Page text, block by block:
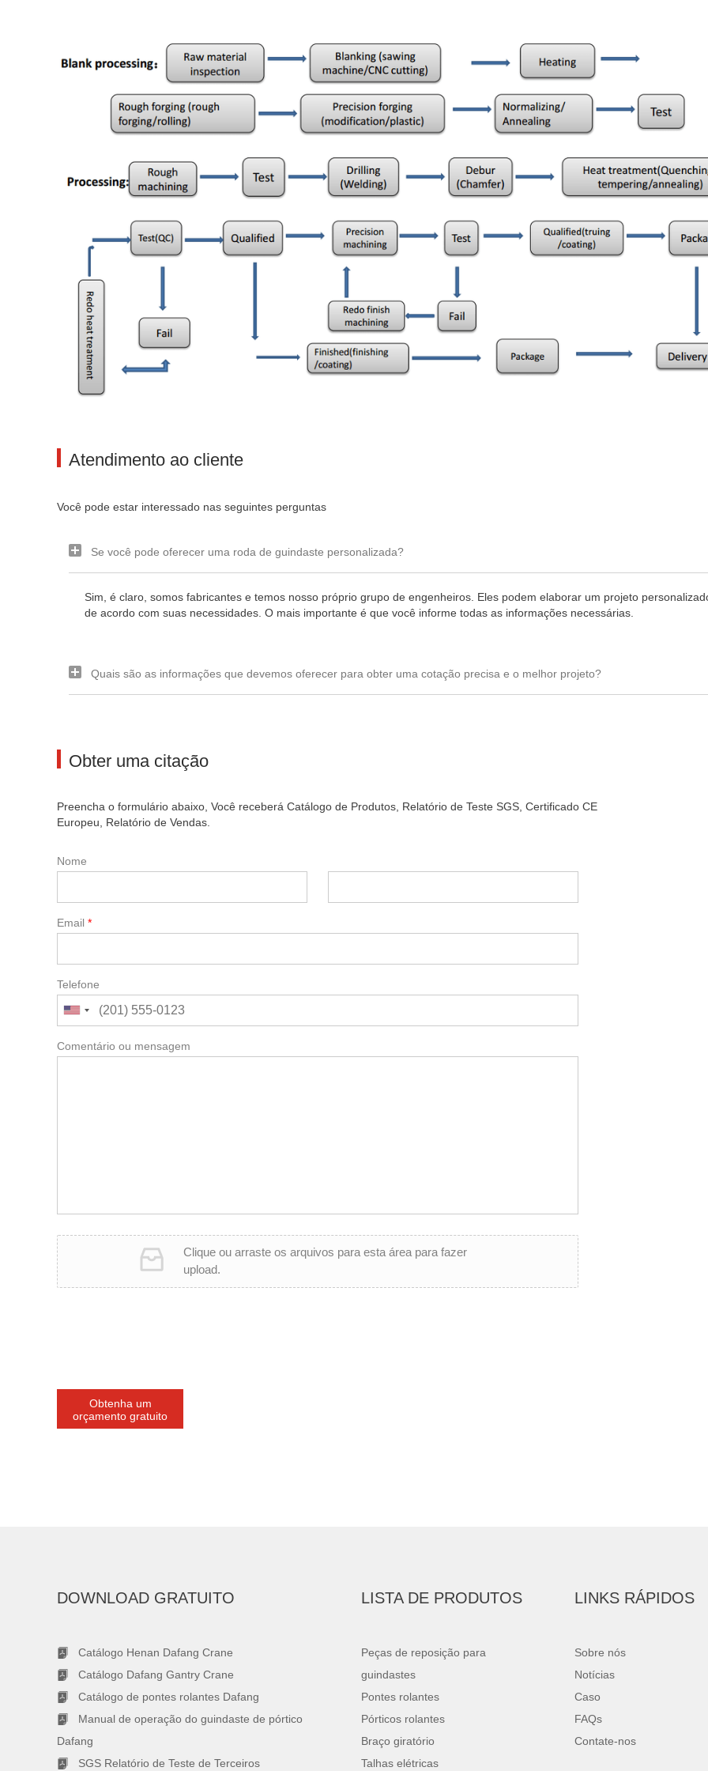
Atendimento ao cliente
Você pode estar interessado nas seguintes perguntas
Se você pode oferecer uma roda de guindaste personalizada?
Sim, é claro, somos fabricantes e temos nosso próprio grupo de engenheiros. Eles podem elaborar um projeto
de acordo com suas necessidades. O mais importante é que você informe todas as informações necessárias.
Quais são as informações que devemos oferecer para obter uma cotação precisa e o melhor projeto?
Obter uma citação
Preencha o formulário abaixo, Você receberá Catálogo de Produtos, Relatório de Teste SGS, Certificado CE
Europeu, Relatório de Vendas.
Nome
Email *
Telefone
Comentário ou mensagem
Clique ou arraste os arquivos para esta área para fazer
upload.
Obtenha um
orçamento gratuito
DOWNLOAD GRATUITO
Catálogo Henan Dafang Crane
Catálogo Dafang Gantry Crane
Catálogo de pontes rolantes Dafang
Manual de operação do guindaste de pórtico
Dafang
SGS Relatório de Teste de Terceiros
LISTA DE PRODUTOS
Peças de reposição para
guindastes
Pontes rolantes
Pórticos rolantes
Braço giratório
Talhas elétricas
LINKS RÁPIDOS
Sobre nós
Notícias
Caso
FAQs
Contate-nos